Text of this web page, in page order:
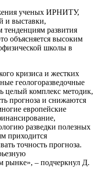
ученых ИРНИТУ,
и выставки,
развития
объясняется высоким
школы в
кризиса и жестких
геологоразведочные
целый комплекс методик,
прогноза и снижаются
европейские
разведки полезных
приходится
точность прогноза.
рынке», – подчеркнул Д.